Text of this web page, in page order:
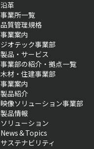
沿革
事業所一覧
品質管理規格
事業案内
ジオテック事業部
製品・サービス
事業部の紹介・拠点一覧
木材・住建事業部
事業案内
製品紹介
映像ソリューション事業部
製品情報
ソリューション
News＆Topics
サステナビリティ